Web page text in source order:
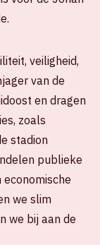
veiligheid,
van de
en dragen
zoals
stadion
publieke
we slim
we bij aan de